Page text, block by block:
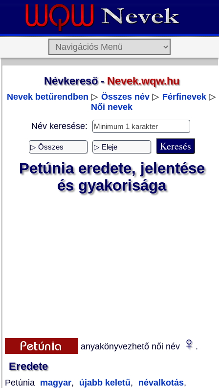
Névkereső - Nevek.wqw.hu
Nevek betűrendben ▷ Összes név ▷ Férfinevek ▷
Női nevek
Név keresése:
Petúnia eredete, jelentése
és gyakorisága
anyakönyvezhető női név ♀ .
Eredete
Petúnia magyar, újabb keletű, névalkotás,